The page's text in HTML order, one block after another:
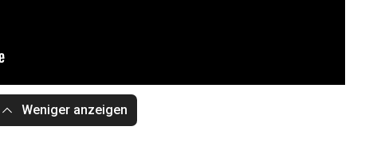
Weniger anzeigen